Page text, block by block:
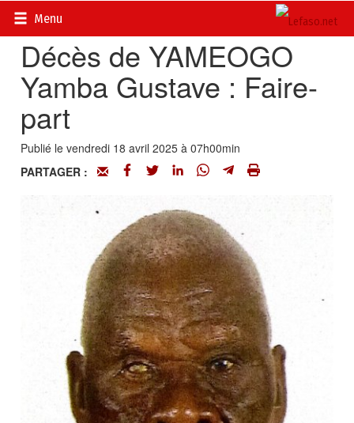
Menu
Accueil>
Décès de YAMEOGO
Yamba Gustave : Faire-
part
Publié le vendredi 18 avril 2025 à 07h00min
PARTAGER :